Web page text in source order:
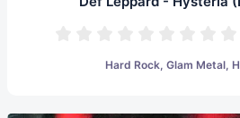
Hard Rock, Glam Metal,